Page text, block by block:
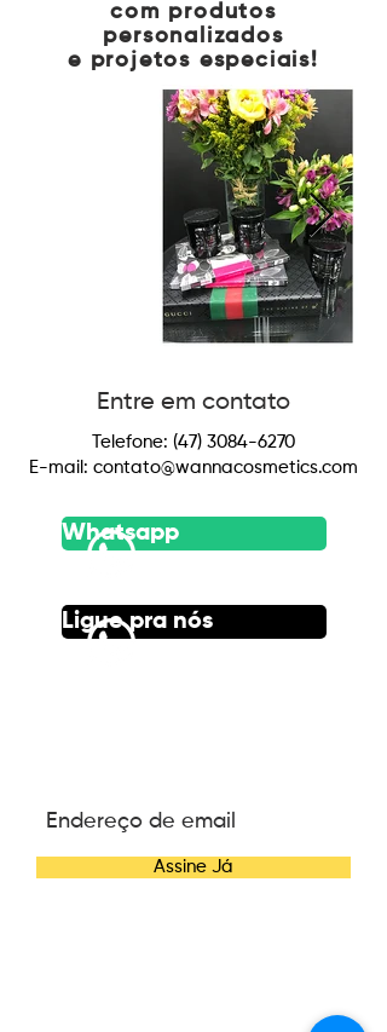
com produtos
personalizados
e projetos especiais!
Entre em contato
Telefone: (47) 3084-6270
E-mail: contato@wannacosmetics.com
Whatsapp
Ligue pra nós
Assine Já